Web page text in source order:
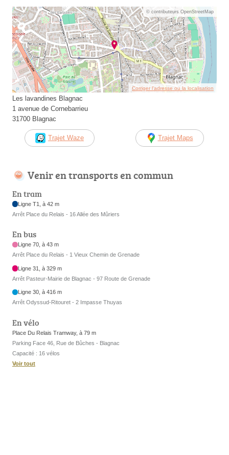
© contributeurs OpenStreetMap
Corriger l’adresse ou la localisation
Les lavandines Blagnac
1 avenue de Cornebarrieu
31700 Blagnac
Trajet Waze Trajet Maps
Venir en transports en commun
En tram
Ligne T1, à 42 m
Arrêt Place du Relais - 16 Allée des Mûriers
En bus
Ligne 70, à 43 m
Arrêt Place du Relais - 1 Vieux Chemin de Grenade
Ligne 31, à 329 m
Arrêt Pasteur-Mairie de Blagnac - 97 Route de Grenade
Ligne 30, à 416 m
Arrêt Odyssud-Ritouret - 2 Impasse Thuyas
En vélo
Place Du Relais Tramway, à 79 m
Parking Face 46, Rue de Bûches - Blagnac
Capacité : 16 vélos
Voir tout